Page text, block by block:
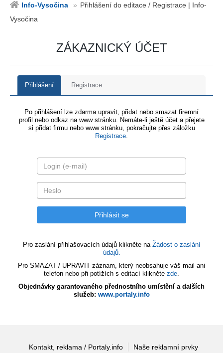
Info-Vysočina
Přihlášení do editace / Registrace | Info-
Vysočina
ZÁKAZNICKÝ ÚČET
Přihlášení Registrace
Po přihlášení lze zdarma upravit, přidat nebo smazat firemní
profil nebo odkaz na www stránku. Nemáte-li ještě účet a přejete
si přidat firmu nebo www stránku, pokračujte přes záložku
Registrace.
Pro zaslání přihlašovacích údajů klikněte na Žádost o zaslání
údajů.
Pro SMAZAT / UPRAVIT záznam, který neobsahuje váš mail ani
telefon nebo při potížích s editací klikněte zde.
Objednávky garantovaného přednostního umístění a dalších
služeb: www.portaly.info
Kontakt, reklama / Portaly.info
Naše reklamní prvky